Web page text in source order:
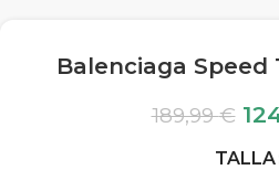
Balenciaga Speed
189,99€
TALLA